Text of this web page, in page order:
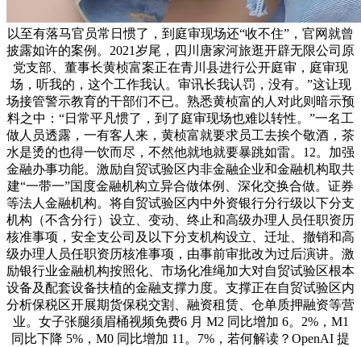
以至有落马官员常日惯了，到庭审现场还“收不住”，官网就曾
披露如许的案例。2021岁尾，四川唐家河旅逛开辟无限公司原
党支部、董事长黄桢富案正在青川县进行公开庭审，庭审现
场，听我的，这个工作我认。审讯长我认罚，没有。”这让现
场接管警示教育的干部们不已。熟悉黄桢富的人对此则暗示预
料之中：“日常平凡惯了，到了庭审现场也难以转性。”一名工
做人员透露，一有客人来，黄桢富就要求员工去挨个敬酒，茶
水是烫的也得一饮而尽，不然他就地就要暴跳如雷。12。加强
金融办事功能。激励自贸试验区内非金融企业和金融机构取共
建“一带一”国度金融机构立异合做体例、深化交换合做。证券
等法人金融机构。将自贸试验区内中外资银行分行级以下分支
机构（不含分行）设立、变动、终止和高级办理人员任职资历
核准事项，安全支公司及以下分支机构设立、迁址、撤销和高
级办理人员任职资历核准事项，由事前审批改为过后演讲。激
励银行业金融机构按照化、市场化准绳加大对自贸试验区根本
设备及配套设备扶植的金融支撑力度。支撑正在自贸试验区内
分析保税区开展期货保税交割、融资租赁、仓单质押融资等营
业。女子张腿须眉桶视频免费6 月 M2 同比增加 6。2%，M1
同比下降 5%，M0 同比增加 11。7%，若何解读？OpenAI 提